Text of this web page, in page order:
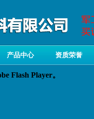
产品中心 资质荣誉
Flash Player。